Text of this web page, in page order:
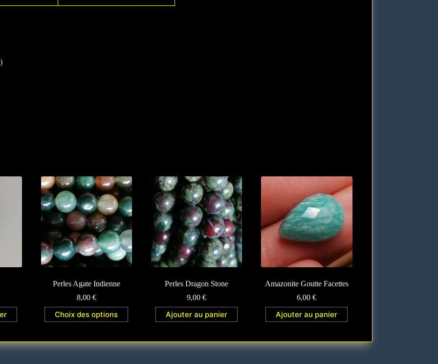
Perles Agate Indienne
8,00 €
Choix des options
Perles Dragon Stone
9,00€
Ajouter au panier
Amazonite Goutte Facettes
6,00€
Ajouter au panier